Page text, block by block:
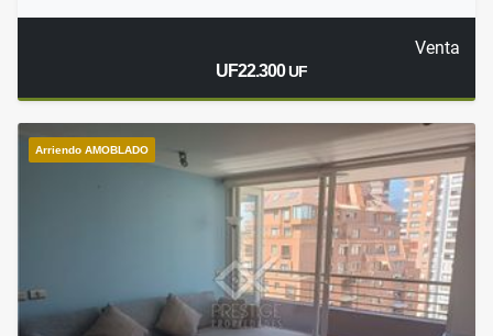
Venta
UF22.300UF
Arriendo AMOBLADO